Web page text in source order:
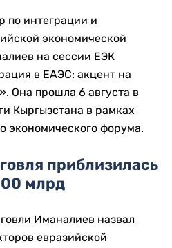
по интеграции и
экономической
на сессии ЕЭК
в ЕАЭС: акцент на
Она прошла 6 августа в
Кыргызстана в рамках
экономического форума.
приблизилась
млрд
Иманалиев назвал
евразийской